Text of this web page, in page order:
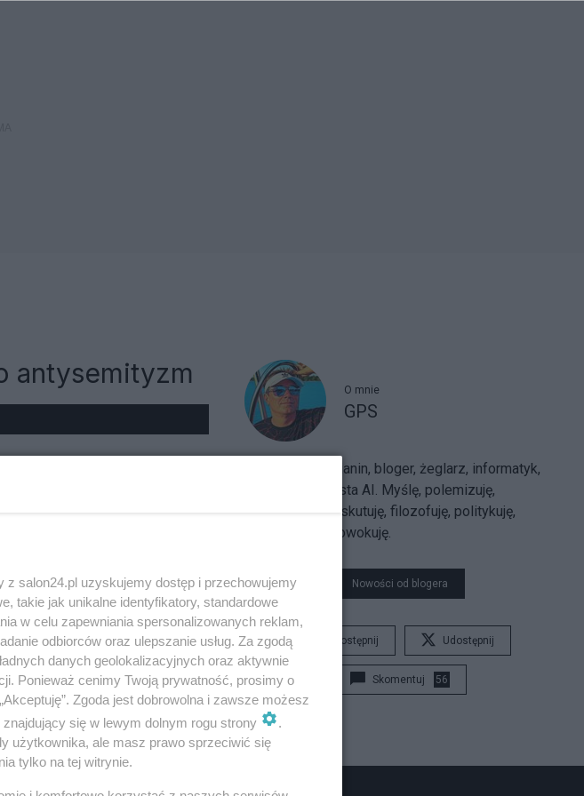
antysemityzm
O mnie
GPS
Sarmatolibertarianin, bloger, żeglarz, informatyk,
trajkkarz, futurysta AI. Myślę, polemizuję,
argumentuję, dyskutuję, filozofuję, politykuję,
uzasadniam, prowokuję.
Nowości od blogera
Udostępnij Udostępnij
Skomentuj 56
z salon24.pl uzyskujemy dostęp i przechowujemy
takie jak unikalne identyfikatory, standardowe
w celu zapewniania spersonalizowanych reklam,
odbiorców oraz ulepszanie usług. Za zgodą
danych geolokalizacyjnych oraz aktywnie
Ponieważ cenimy Twoją prywatność, prosimy o
Zgoda jest dobrowolna i zawsze możesz
się w lewym dolnym rogu strony
.
użytkownika, ale masz prawo sprzeciwić się
tylko na tej witrynie.